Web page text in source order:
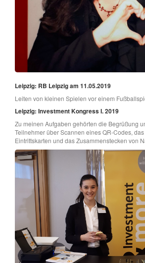
Leipzig: RB Leipzig am 11.05.2019
Leiten von kleinen Spielen vor einem
Leipzig: Investment Kongress I. 2019
Zu meinen Aufgaben gehörten die Begrüßung
Teilnehmer über Scannen eines QR-Codes,
Eintrittskarten und das Zusammenstecken von